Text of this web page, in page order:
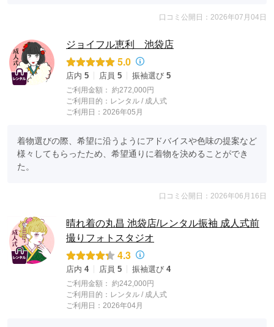
口コミ公開日：2026年07月04日
ジョイフル恵利 池袋店
5.0
店内 5 店員 5 振袖選び 5
ご利用金額： 約272,000円
ご利用目的： レンタル / 成人式
ご利用日：2026年05月
着物選びの際、希望に沿うようにアドバイスや色味の提案など
様々してもらったため、希望通りに着物を決めることができ
た。
口コミ公開日：2026年06月16日
晴れ着の丸昌 池袋店/レンタル振袖 成人式前
撮りフォトスタジオ
4.3
店内 4 店員 5 振袖選び 4
ご利用金額： 約242,000円
ご利用目的： レンタル / 成人式
ご利用日：2026年04月